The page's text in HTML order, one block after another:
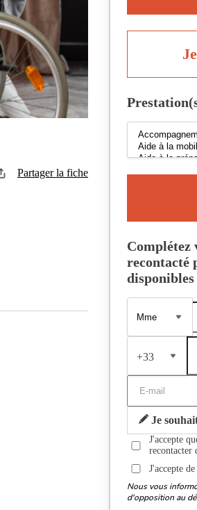
Partager la fiche
recontacté
disponibles
+33
Je
J'accepte
recontacter
J'accepte
Nous vous
d'opposition au